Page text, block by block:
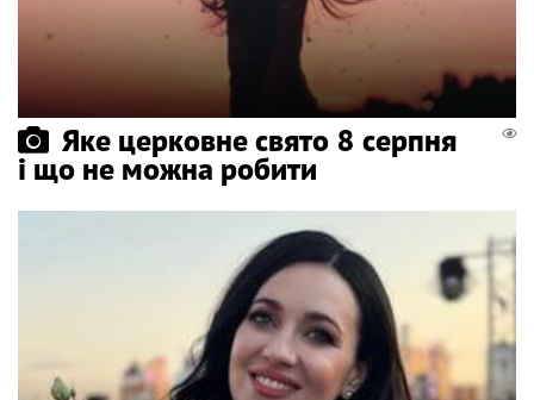
Яке церковне свято 8 серпня
і що не можна робити